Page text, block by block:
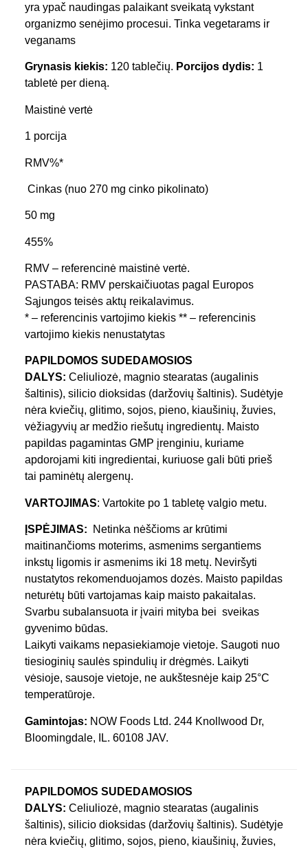
yra ypač naudingas palaikant sveikatą vykstant
organizmo senėjimo procesui. Tinka vegetarams ir
veganams
Grynasis kiekis: 120 tablečių. Porcijos dydis: 1
tabletė per dieną.
Maistinė vertė
1 porcija
RMV%*
Cinkas (nuo 270 mg cinko pikolinato)
50 mg
455%
RMV – referencinė maistinė vertė.
PASTABA: RMV perskaičiuotas pagal Europos
Sąjungos teisės aktų reikalavimus.
* – referencinis vartojimo kiekis ** – referencinis
vartojimo kiekis nenustatytas
PAPILDOMOS SUDEDAMOSIOS
DALYS: Celiuliozė, magnio stearatas (augalinis
šaltinis), silicio dioksidas (daržovių šaltinis). Sudėtyje
nėra kviečių, glitimo, sojos, pieno, kiaušinių, žuvies,
vėžiagyvių ar medžio riešutų ingredientų. Maisto
papildas pagamintas GMP įrenginiu, kuriame
apdorojami kiti ingredientai, kuriuose gali būti prieš
tai paminėtų alergenų.
VARTOJIMAS: Vartokite po 1 tabletę valgio metu.
ĮSPĖJIMAS: Netinka nėščioms ar krūtimi
maitinančioms moterims, asmenims sergantiems
inkstų ligomis ir asmenims iki 18 metų. Neviršyti
nustatytos rekomenduojamos dozės. Maisto papildas
neturėtų būti vartojamas kaip maisto pakaitalas.
Svarbu subalansuota ir įvairi mityba bei sveikas
gyvenimo būdas.
Laikyti vaikams nepasiekiamoje vietoje. Saugoti nuo
tiesioginių saulės spindulių ir drėgmės. Laikyti
vėsioje, sausoje vietoje, ne aukštesnėje kaip 25°C
temperatūroje.
Gamintojas: NOW Foods Ltd. 244 Knollwood Dr,
Bloomingdale, IL. 60108 JAV.
PAPILDOMOS SUDEDAMOSIOS
DALYS: Celiuliozė, magnio stearatas (augalinis
šaltinis), silicio dioksidas (daržovių šaltinis). Sudėtyje
nėra kviečių, glitimo, sojos, pieno, kiaušinių, žuvies,